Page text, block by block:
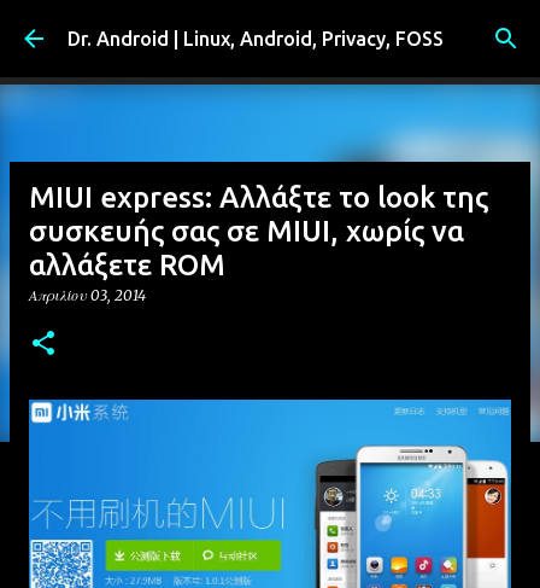
Μετάβαση στο κύριο περιεχόμενο
Dr. Android | Linux, Android, Privacy, FOSS
MIUI express: Αλλάξτε το look της
συσκευής σας σε MIUI, χωρίς να
αλλάξετε ROM
Απριλίου 03, 2014